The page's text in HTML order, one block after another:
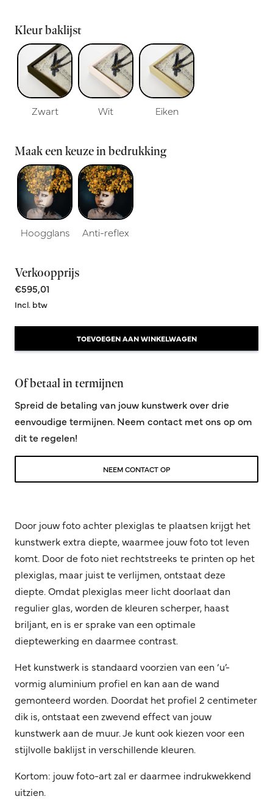
Kleur baklijst
Zwart Wit Eiken
Maak een keuze in bedrukking
Hoogglans Anti-reflex
Verkoopprijs
€595,01
Incl. btw
TOEVOEGEN AAN WINKELWAGEN
Of betaal in termijnen
Spreid de betaling van jouw kunstwerk over drie
eenvoudige termijnen. Neem contact met ons op om
dit te regelen!
NEEM CONTACT OP
Door jouw foto achter plexiglas te plaatsen krijgt het
kunstwerk extra diepte, waarmee jouw foto tot leven
komt. Door de foto niet rechtstreeks te printen op het
plexiglas, maar juist te verlijmen, ontstaat deze
diepte. Omdat plexiglas meer licht doorlaat dan
regulier glas, worden de kleuren scherper, haast
briljant, en is er sprake van een optimale
dieptewerking en daarmee contrast.
Het kunstwerk is standaard voorzien van een ‘u’-
vormig aluminium profiel en kan aan de wand
gemonteerd worden. Doordat het profiel 2 centimeter
dik is, ontstaat een zwevend effect van jouw
kunstwerk aan de muur. Je kunt ook kiezen voor een
stijlvolle baklijst in verschillende kleuren.
Kortom: jouw foto-art zal er daarmee indrukwekkend
uitzien.